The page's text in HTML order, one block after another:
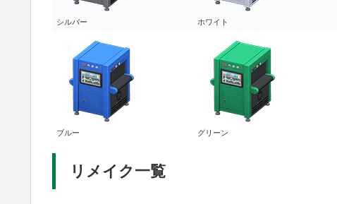
シルバー ホワイト
ブルー グリーン
リメイク一覧